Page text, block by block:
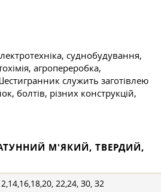
суднобудування,
агропереробка,
служить заготівлею
болтів, різних конструкцій,
М'ЯКИЙ, ТВЕРДИЙ,
22,24, З0, З2